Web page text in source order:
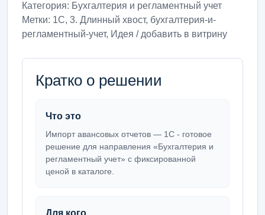
Категория: Бухгалтерия и регламентный учет
Метки: 1С, 3. Длинный хвост, бухгалтерия-и-
регламентный-учет, Идея / добавить в витрину
Кратко о решении
Что это
Импорт авансовых отчетов — 1С - готовое
решение для направления «Бухгалтерия и
регламентный учет» с фиксированной
ценой в каталоге.
Для кого